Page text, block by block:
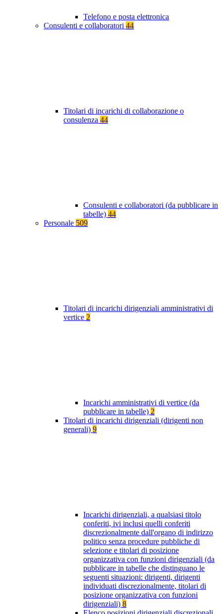
Telefono e posta elettronica
Consulenti e collaboratori 44
Titolari di incarichi di collaborazione o
consulenza 44
Consulenti e collaboratori (da pubblicare in
tabelle) 44
Personale 509
Titolari di incarichi dirigenziali amministrativi di
vertice 2
Incarichi amministrativi di vertice (da
pubblicare in tabelle) 2
Titolari di incarichi dirigenziali (dirigenti non
generali) 9
Incarichi dirigenziali, a qualsiasi titolo
conferiti, ivi inclusi quelli conferiti
discrezionalmente dall'organo di indirizzo
politico senza procedure pubbliche di
selezione e titolari di posizione
organizzativa con funzioni dirigenziali (da
pubblicare in tabelle che distinguano le
seguenti situazioni: dirigenti, dirigenti
individuati discrezionalmente, titolari di
posizione organizzativa con funzioni
dirigenziali) 8